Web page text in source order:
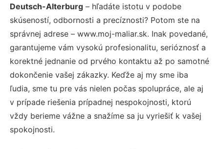
Deutsch-Alterburg – hľadáte istotu v podobe
skúseností, odbornosti a precíznosti? Potom ste na
správnej adrese – www.moj-maliar.sk. Inak povedané,
garantujeme vám vysokú profesionalitu, serióznosť a
korektné jednanie od prvého kontaktu až po samotné
dokončenie vašej zákazky. Keďže aj my sme iba
ľudia, sme tu pre vás nielen počas spolupráce, ale aj
v prípade riešenia prípadnej nespokojnosti, ktorú
vždy berieme vážne a snažíme sa ju vyriešiť k vašej
spokojnosti.